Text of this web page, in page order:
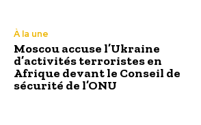
À la une
Moscou accuse l’Ukraine
d’activités terroristes en
Afrique devant le Conseil de
sécurité de l’ONU